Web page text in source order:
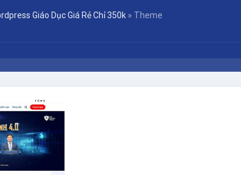
Giáo Dục Giá Rẻ Chỉ 350k » Theme